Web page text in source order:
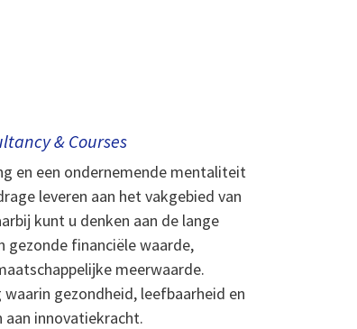
& Courses
en een ondernemende mentaliteit
leveren aan het vakgebied van
kunt u denken aan de lange
gezonde financiële waarde,
meerwaarde.
waarin gezondheid, leefbaarheid en
aan innovatiekracht.